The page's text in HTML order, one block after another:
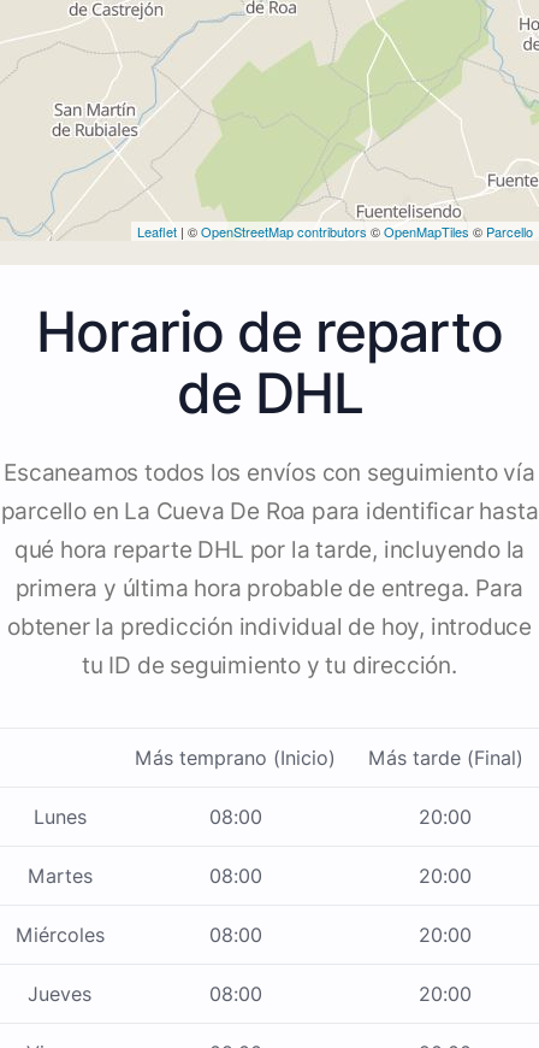
Leaflet | ©OpenStreetMap contributors ©OpenMapTiles © Parcello
Horario de reparto
de DHL
Escaneamos todos los envíos con seguimiento vía
parcello en La Cueva De Roa para identificar hasta
qué hora reparte DHL por la tarde, incluyendo la
primera y última hora probable de entrega. Para
obtener la predicción individual de hoy, introduce
tu ID de seguimiento y tu dirección.
Más temprano (Inicio) Más tarde (Final)
Lunes 08:00 20:00
Martes 08:00 20:00
Miércoles 08:00 20:00
Jueves 08:00 20:00